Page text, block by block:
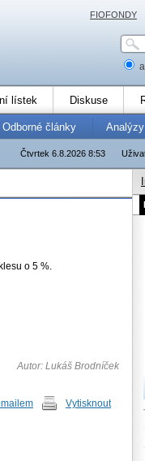
lístek Diskuse
Odborné články Analýzy
Čtvrtek 6.8.2026 8:53
o 5 %.
Autor: Lukáš Brodníček
Vytisknout
FIOFONDY